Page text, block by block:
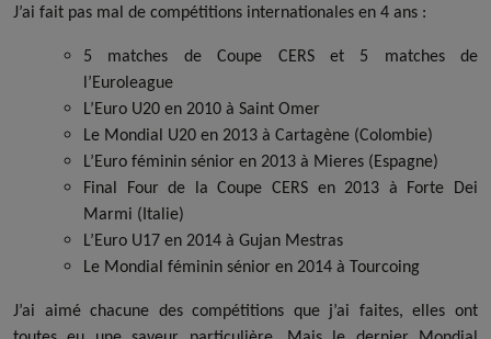
J’ai fait pas mal de compétitions internationales en 4 ans :
5 matches de Coupe CERS et 5 matches de
l’Euroleague
L’Euro U20 en 2010 à Saint Omer
Le Mondial U20 en 2013 à Cartagène (Colombie)
L’Euro féminin sénior en 2013 à Mieres (Espagne)
Final Four de la Coupe CERS en 2013 à Forte Dei
Marmi (Italie)
L’Euro U17 en 2014 à Gujan Mestras
Le Mondial féminin sénior en 2014 à Tourcoing
J’ai aimé chacune des compétitions que j’ai faites, elles ont